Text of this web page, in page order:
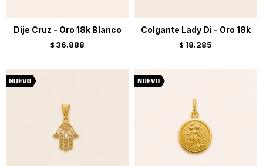
Dije Cruz - Oro 18k Blanco
$ 36.888
Colgante Lady Di - Oro 18k
$ 18.285